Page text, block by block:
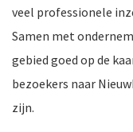
veel professionele
Samen met
gebied goed op de
bezoekers naar
zijn.